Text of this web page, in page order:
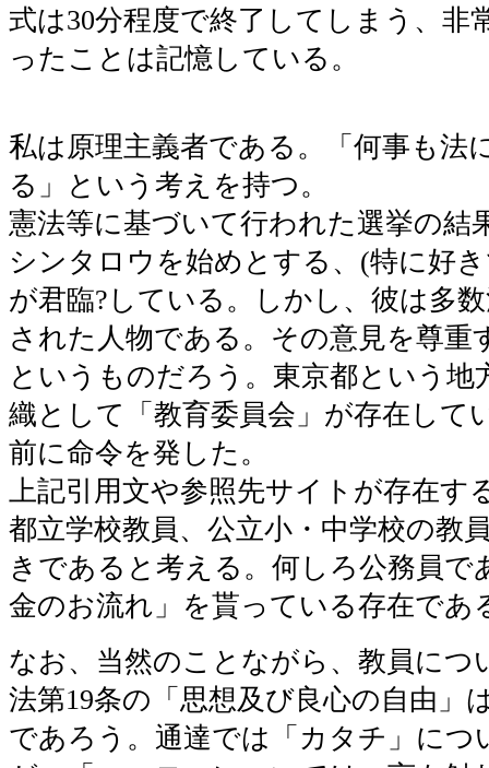
式は30分程度で終了してしまう、非
ったことは記憶している。
私は原理主義者である。「何事も法
る」という考えを持つ。
憲法等に基づいて行われた選挙の結
シンタロウを始めとする、(特に好
が君臨?している。しかし、彼は多
された人物である。その意見を尊重
というものだろう。東京都という地
織として「教育委員会」が存在して
前に命令を発した。
上記引用文や参照先サイトが存在す
都立学校教員、公立小・中学校の教
きであると考える。何しろ公務員で
金のお流れ」を貰っている存在であ
なお、当然のことながら、教員につ
法第19条の「思想及び良心の自由」
であろう。通達では「カタチ」につ